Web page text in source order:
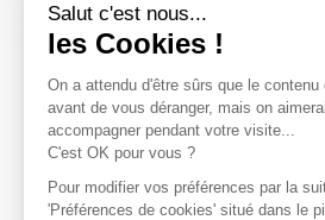
Salut c'est nous...
les Cookies !
On a attendu d'être sûrs que le
avant de vous déranger, mais on
accompagner pendant votre visite...
C'est OK pour vous ?
Pour modifier vos préférences par la
'Préférences de cookies' situé dans le